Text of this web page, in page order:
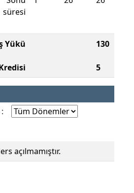
süresi
Yükü 130
5
açılmamıştır.